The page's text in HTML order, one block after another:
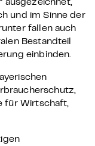
ausgezeichnet,
und im Sinne der
fallen auch
Bestandteil
einbinden.
für Wirtschaft,